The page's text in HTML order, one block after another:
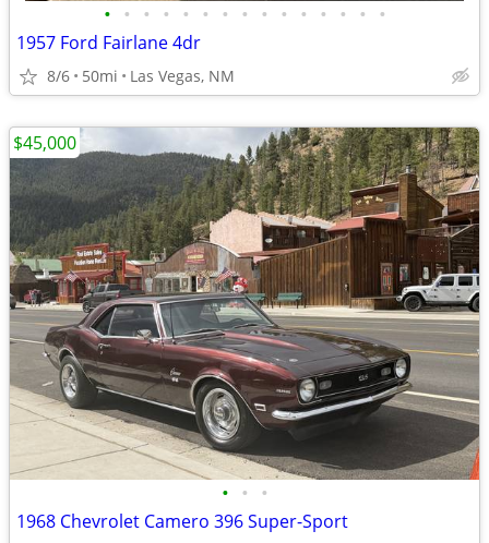
• • • • • • • • • • • • • • •
1957 Ford Fairlane 4dr
8/6 50mi Las Vegas, NM
• • •
1968 Chevrolet Camero 396 Super-Sport
$45,000